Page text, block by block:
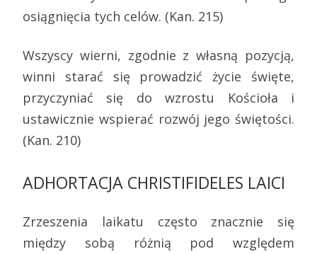
osiągnięcia tych celów. (Kan. 215)
Wszyscy wierni, zgodnie z własną pozycją,
winni starać się prowadzić życie święte,
przyczyniać się do wzrostu Kościoła i
ustawicznie wspierać rozwój jego świętości.
(Kan. 210)
ADHORTACJA CHRISTIFIDELES LAICI
Zrzeszenia laikatu często znacznie się
między sobą różnią pod względem